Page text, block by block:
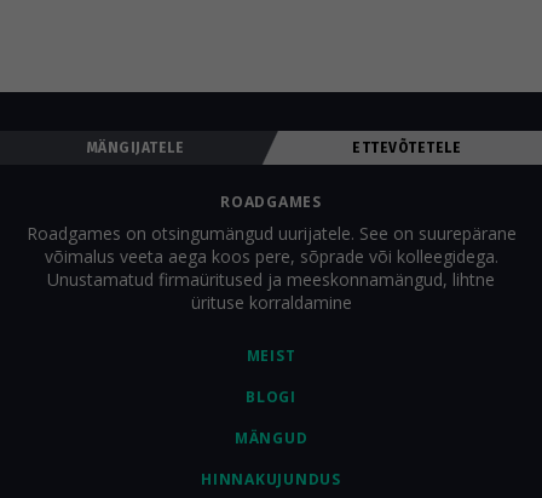
MÄNGIJATELE ETTEVÕTETELE
MEIST
BLOGI
MÄNGUD
HINNAKUJUNDUS
ROADGAMES
Roadgames on otsingumängud uurijatele. See on suurepärane
võimalus veeta aega koos pere, sõprade või kolleegidega.
Unustamatud firmaüritused ja meeskonnamängud, lihtne
ürituse korraldamine